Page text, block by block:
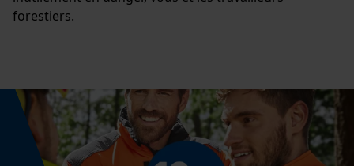
forestiers.
Cookies statistiques